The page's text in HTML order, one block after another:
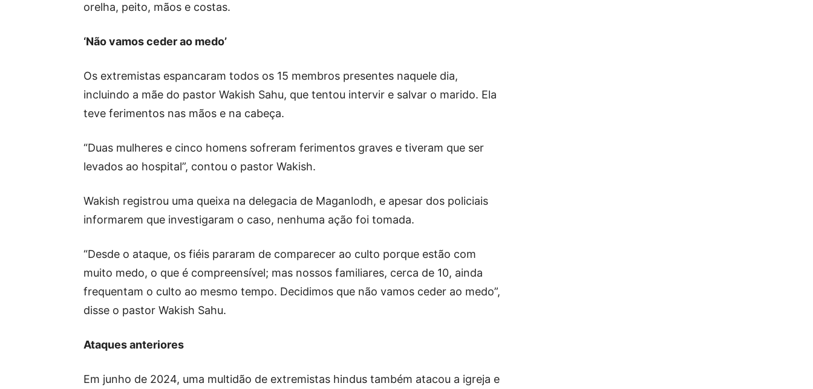
orelha, peito, mãos e costas.
‘Não vamos ceder ao medo’
Os extremistas espancaram todos os 15 membros presentes naquele dia,
incluindo a mãe do pastor Wakish Sahu, que tentou intervir e salvar o marido. Ela
teve ferimentos nas mãos e na cabeça.
“Duas mulheres e cinco homens sofreram ferimentos graves e tiveram que ser
levados ao hospital”, contou o pastor Wakish.
Wakish registrou uma queixa na delegacia de Maganlodh, e apesar dos policiais
informarem que investigaram o caso, nenhuma ação foi tomada.
“Desde o ataque, os fiéis pararam de comparecer ao culto porque estão com
muito medo, o que é compreensível; mas nossos familiares, cerca de 10, ainda
frequentam o culto ao mesmo tempo. Decidimos que não vamos ceder ao medo”,
disse o pastor Wakish Sahu.
Ataques anteriores
Em junho de 2024, uma multidão de extremistas hindus também atacou a igreja e